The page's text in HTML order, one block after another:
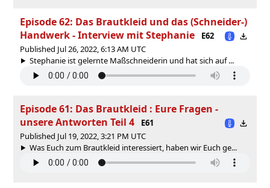
Episode 62: Das Brautkleid und das (Schneider-)
Handwerk - Interview mit Stephanie
E62
Published Jul 26, 2022, 6:13 AM UTC
Stephanie ist gelernte Maßschneiderin und hat sich auf ...
Episode 61: Das Brautkleid : Eure Fragen -
unsere Antworten Teil 4
E61
Published Jul 19, 2022, 3:21 PM UTC
Was Euch zum Brautkleid interessiert, haben wir Euch ge...